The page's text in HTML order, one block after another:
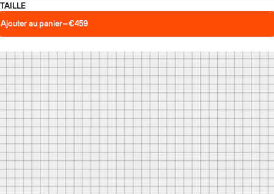
TAILLE
Ajouter au panier—€459